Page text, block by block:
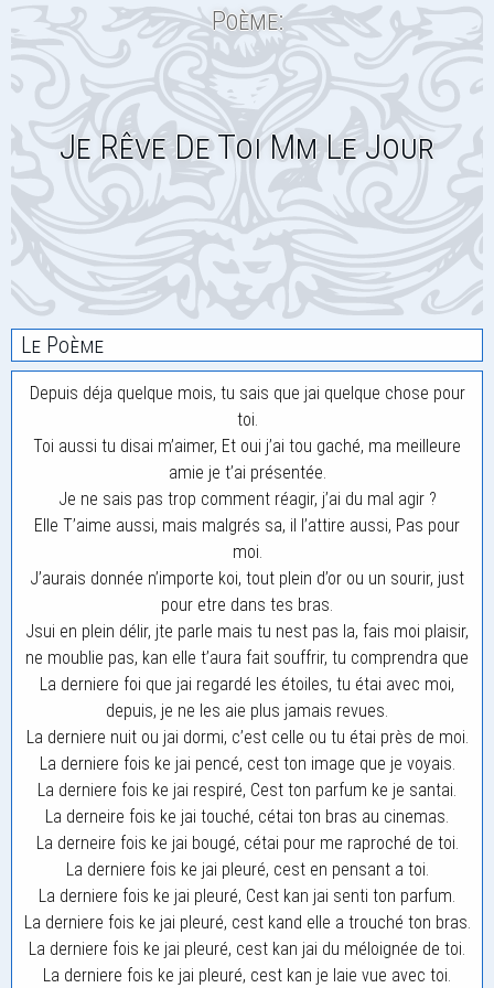
Poème:
Je Rêve De Toi Mm Le Jour
Le Poème
Depuis déja quelque mois, tu sais que jai quelque chose pour
toi.
Toi aussi tu disai m’aimer, Et oui j’ai tou gaché, ma meilleure
amie je t’ai présentée.
Je ne sais pas trop comment réagir, j’ai du mal agir ?
Elle T’aime aussi, mais malgrés sa, il l’attire aussi, Pas pour
moi.
J’aurais donnée n’importe koi, tout plein d’or ou un sourir, just
pour etre dans tes bras.
Jsui en plein délir, jte parle mais tu nest pas la, fais moi plaisir,
ne moublie pas, kan elle t’aura fait souffrir, tu comprendra que
La derniere foi que jai regardé les étoiles, tu étai avec moi,
depuis, je ne les aie plus jamais revues.
La derniere nuit ou jai dormi, c’est celle ou tu étai près de moi.
La derniere fois ke jai pencé, cest ton image que je voyais.
La derniere fois ke jai respiré, Cest ton parfum ke je santai.
La derneire fois ke jai touché, cétai ton bras au cinemas.
La derneire fois ke jai bougé, cétai pour me raproché de toi.
La derniere fois ke jai pleuré, cest en pensant a toi.
La derniere fois ke jai pleuré, Cest kan jai senti ton parfum.
La derniere fois ke jai pleuré, cest kand elle a trouché ton bras.
La derniere fois ke jai pleuré, cest kan jai du méloignée de toi.
La derniere fois ke jai pleuré, cest kan je laie vue avec toi.